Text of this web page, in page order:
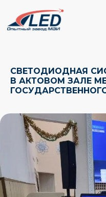
СВЕТОДИОДНАЯ
В АКТОВОМ ЗАЛЕ